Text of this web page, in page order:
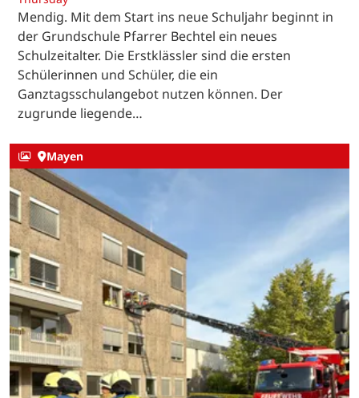
Mendig. Mit dem Start ins neue Schuljahr beginnt in
der Grundschule Pfarrer Bechtel ein neues
Schulzeitalter. Die Erstklässler sind die ersten
Schülerinnen und Schüler, die ein
Ganztagsschulangebot nutzen können. Der
zugrunde liegende…
Mayen